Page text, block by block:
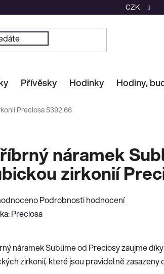
CZK
Přívěsky Hodinky Hodiny,
Preciosa 5392 66
náramek
zirkonií
Podrobnosti hodnocení
Preciosa
náramek Sublime od Preciosy zaujme
zirkonií, které jsou pravidelně zasazeny